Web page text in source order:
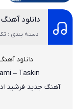
دانلود
دسته بندی :
دانلود
– Taskin
آهنگ جدید فرشید